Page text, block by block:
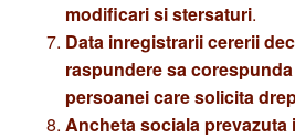
modificari si stersaturi.
Data inregistrarii cererii
raspundere sa
persoanei care solicita
Ancheta sociala prevazuta